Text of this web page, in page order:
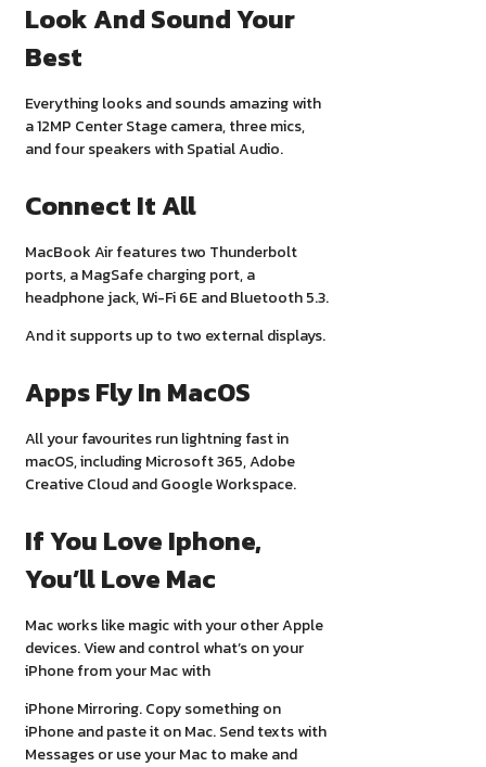
Look And Sound Your
Best
Everything looks and sounds amazing with
a 12MP Center Stage camera, three mics,
and four speakers with Spatial Audio.
Connect It All
MacBook Air features two Thunderbolt
ports, a MagSafe charging port, a
headphone jack, Wi-Fi 6E and Bluetooth 5.3.
And it supports up to two external displays.
Apps Fly In MacOS
All your favourites run lightning fast in
macOS, including Microsoft 365, Adobe
Creative Cloud and Google Workspace.
If You Love Iphone,
You’ll Love Mac
Mac works like magic with your other Apple
devices. View and control what’s on your
iPhone from your Mac with
iPhone Mirroring. Copy something on
iPhone and paste it on Mac. Send texts with
Messages or use your Mac to make and